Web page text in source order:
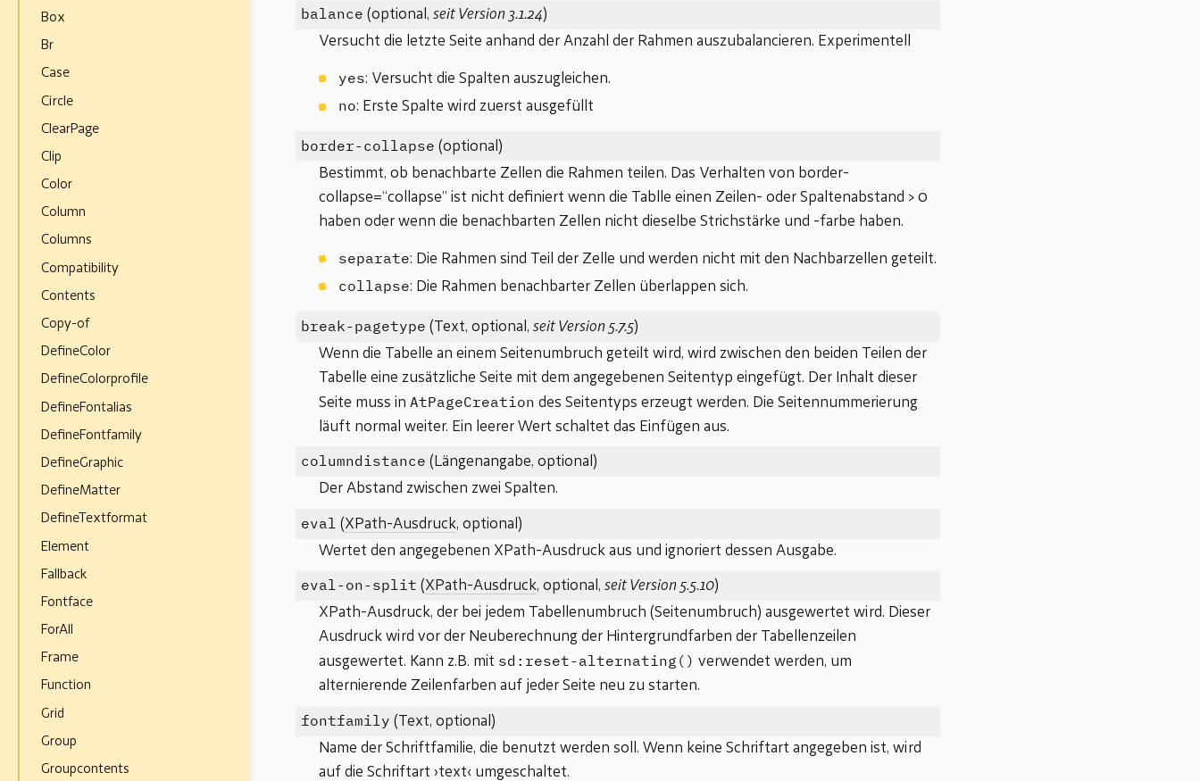
Box
Br
Case
Circle
ClearPage
Clip
Color
Column
Columns
Compatibility
Contents
Copy-of
DefineColor
DefineColorprofile
DefineFontalias
DefineFontfamily
DefineGraphic
DefineMatter
DefineTextformat
Element
Fallback
Fontface
ForAll
Frame
Function
Grid
Group
Groupcontents
balance (optional, seit Version 3.1.24)
Versucht die letzte Seite anhand der Anzahl der Rahmen auszubalancieren. Experimentell
yes: Versucht die Spalten auszugleichen.
no: Erste Spalte wird zuerst ausgefüllt
border-collapse (optional)
Bestimmt, ob benachbarte Zellen die Rahmen teilen. Das Verhalten von border-
collapse=“collapse” ist nicht definiert wenn die Tablle einen Zeilen- oder Spaltenabstand > 0
haben oder wenn die benachbarten Zellen nicht dieselbe Strichstärke und -farbe haben.
separate: Die Rahmen sind Teil der Zelle und werden nicht mit den Nachbarzellen geteilt.
collapse: Die Rahmen benachbarter Zellen überlappen sich.
break-pagetype (Text, optional, seit Version 5.7.5)
Wenn die Tabelle an einem Seitenumbruch geteilt wird, wird zwischen den beiden Teilen der
Tabelle eine zusätzliche Seite mit dem angegebenen Seitentyp eingefügt. Der Inhalt dieser
Seite muss in AtPageCreation des Seitentyps erzeugt werden. Die Seitennummerierung
läuft normal weiter. Ein leerer Wert schaltet das Einfügen aus.
columndistance (Längenangabe, optional)
Der Abstand zwischen zwei Spalten.
eval (XPath-Ausdruck, optional)
Wertet den angegebenen XPath-Ausdruck aus und ignoriert dessen Ausgabe.
eval-on-split (XPath-Ausdruck, optional, seit Version 5.5.10)
XPath-Ausdruck, der bei jedem Tabellenumbruch (Seitenumbruch) ausgewertet wird. Dieser
Ausdruck wird vor der Neuberechnung der Hintergrundfarben der Tabellenzeilen
ausgewertet. Kann z.B. mit sd:reset-alternating() verwendet werden, um
alternierende Zeilenfarben auf jeder Seite neu zu starten.
fontfamily (Text, optional)
Name der Schriftfamilie, die benutzt werden soll. Wenn keine Schriftart angegeben ist, wird
auf die Schriftart ›text‹ umgeschaltet.